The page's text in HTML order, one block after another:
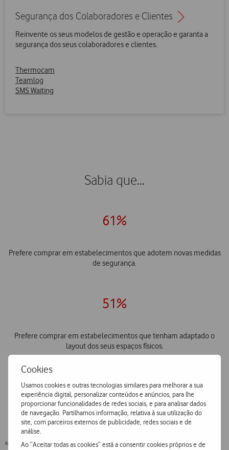
Cookies
Usamos cookies e outras tecnologias similares para melhorar a sua
experiência digital, personalizar conteúdos e anúncios, para lhe
proporcionar funcionalidades de redes sociais, e para analisar dados
de navegação. Partilhamos informação, relativa à sua utilização do
site, com parceiros externos de publicidade, redes sociais e de
análise.
Ao “Aceitar todas as cookies” está a consentir cookies próprios e de
Segurança dos Colaboradores e Clientes
Reinvente os seus modelos de gestão e operação e garanta a
segurança dos seus colaboradores e clientes.
Thermocam
Teamlog
SMS Waiting
Sabia que...
61%
Prefere comprar em estabelecimentos que adotem novas medidas
de segurança.
51%
Prefere comprar em estabelecimentos que tenham adaptado o
layout dos seus espaços físicos.
45%
Prefere aumentar a utilização dos meios de pagamento digitais.
Fonte: Capgemini Research Institute, Consumer Behavior Survey, April 4–8, 2020